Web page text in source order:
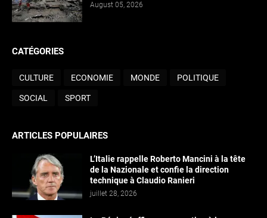
August 05, 2026
CATÉGORIES
CULTURE ECONOMIE MONDE POLITIQUE
SOCIAL SPORT
ARTICLES POPULAIRES
L’Italie rappelle Roberto Mancini à la tête
de la Nazionale et confie la direction
technique à Claudio Ranieri
juillet 28, 2026